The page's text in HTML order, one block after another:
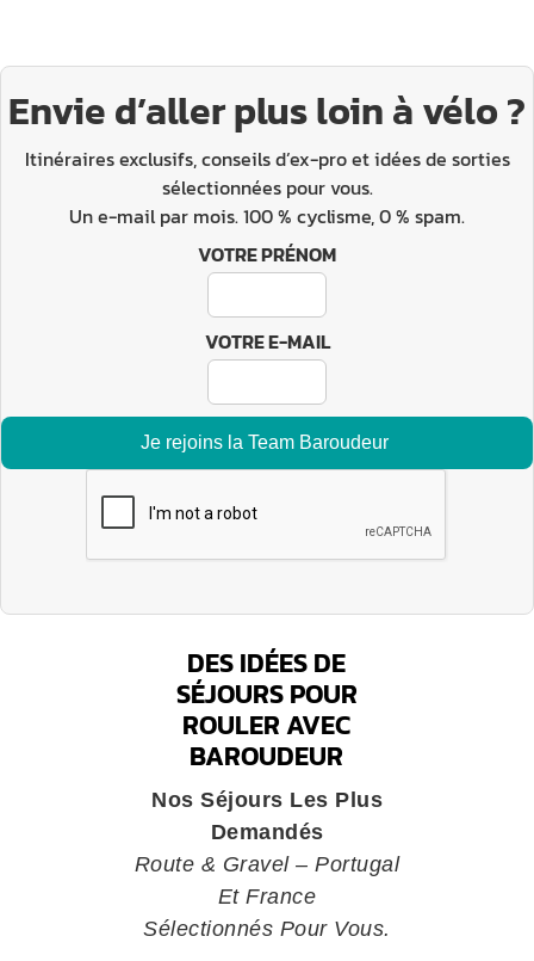
Envie d’aller plus loin à vélo ?
Itinéraires exclusifs, conseils d’ex-pro et idées de sorties
sélectionnées pour vous.
Un e-mail par mois. 100 % cyclisme, 0 % spam.
VOTRE PRÉNOM
VOTRE E-MAIL
DES IDÉES DE
SÉJOURS POUR
ROULER AVEC
BAROUDEUR
Nos Séjours Les Plus
Demandés
Route & Gravel – Portugal
Et France
Sélectionnés Pour Vous.